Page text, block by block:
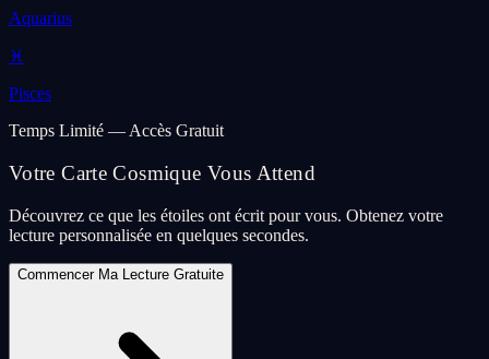
Aquarius
♓
Pisces
Temps Limité — Accès Gratuit
Votre Carte Cosmique Vous Attend
Découvrez ce que les étoiles ont écrit pour vous. Obtenez votre
lecture personnalisée en quelques secondes.
Commencer Ma Lecture Gratuite